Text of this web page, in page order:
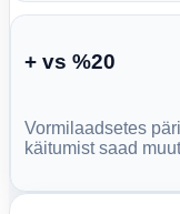
+ vs %20
Vormilaadsetes
käitumist saad